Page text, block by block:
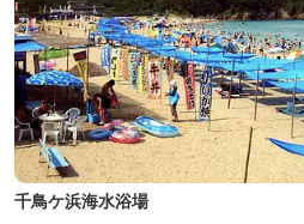
千鳥ケ浜海水浴場